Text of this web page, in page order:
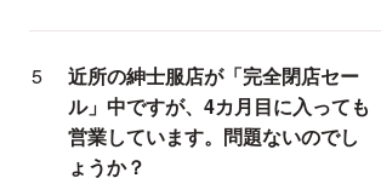
近所の紳士服店が「完全閉店セー
ル」中ですが、4カ月目に入っても
営業しています。問題ないのでし
ょうか？